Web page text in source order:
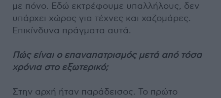
με πόνο. Εδώ εκτρέφουμε υπαλλήλους, δεν
υπάρχει χώρος για τέχνες και χαζομάρες.
Επικίνδυνα πράγματα αυτά.
Πώς είναι ο επαναπατρισμός μετά από τόσα
χρόνια στο εξωτερικό;
Στην αρχή ήταν παράδεισος. Το πρώτο